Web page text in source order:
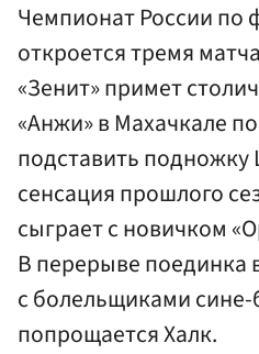
Чемпионат России по
откроется тремя
«Зенит» примет
«Анжи» в Махачкале
подставить подножку
сенсация прошлого
сыграет с новичком
В перерыве поединка
с болельщиками
попрощается Халк.